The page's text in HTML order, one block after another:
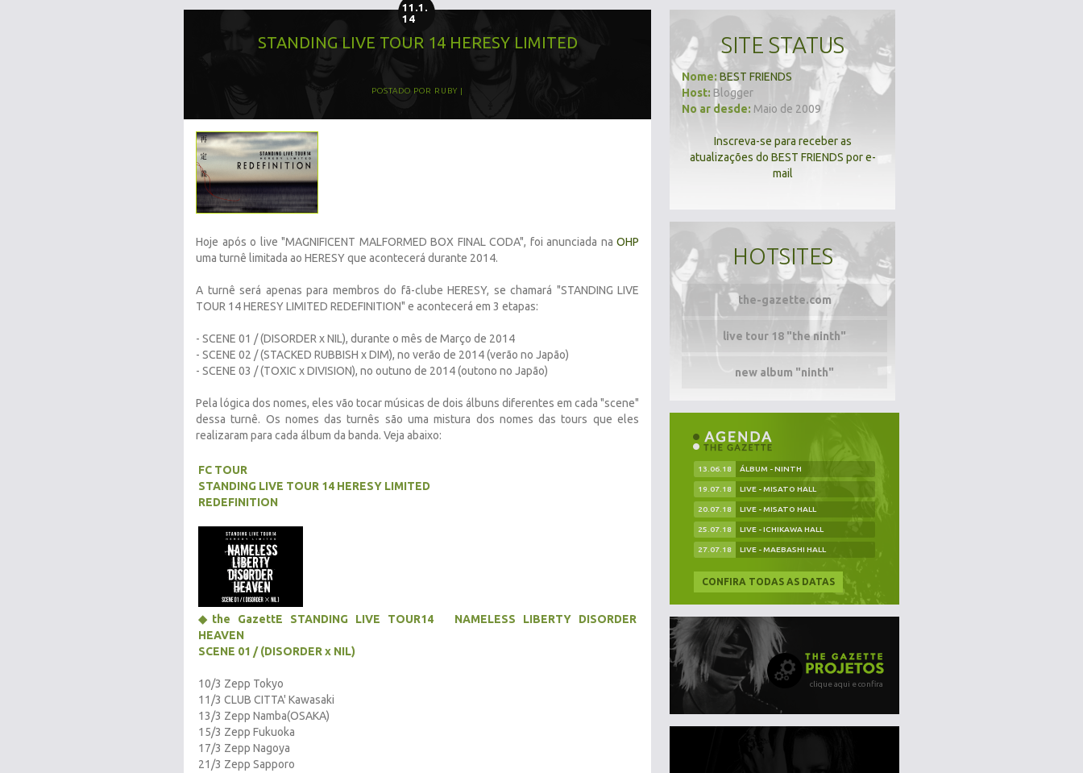
11.1.
14
STANDING LIVE TOUR 14 HERESY LIMITED
POSTADO POR RUBY
Hoje após o live "MAGNIFICENT MALFORMED BOX FINAL CODA", foi anunciada na OHP
uma turnê limitada ao HERESY que acontecerá durante 2014.
A turnê será apenas para membros do fã-clube HERESY, se chamará "STANDING LIVE
TOUR 14 HERESY LIMITED REDEFINITION" e acontecerá em 3 etapas:
- SCENE 01 / (DISORDER x NIL), durante o mês de Março de 2014
- SCENE 02 / (STACKED RUBBISH x DIM), no verão de 2014 (verão no Japão)
- SCENE 03 / (TOXIC x DIVISION), no outuno de 2014 (outono no Japão)
Pela lógica dos nomes, eles vão tocar músicas de dois álbuns diferentes em cada "scene"
dessa turnê. Os nomes das turnês são uma mistura dos nomes das tours que eles
realizaram para cada álbum da banda. Veja abaixo:
FC TOUR
STANDING LIVE TOUR 14 HERESY LIMITED
REDEFINITION
◆the GazettE STANDING LIVE TOUR14 NAMELESS LIBERTY DISORDER
HEAVEN
SCENE 01 / (DISORDER x NIL)
10/3 Zepp Tokyo
11/3 CLUB CITTA' Kawasaki
13/3 Zepp Namba(OSAKA)
15/3 Zepp Fukuoka
17/3 Zepp Nagoya
21/3 Zepp Sapporo
SITE STATUS
Nome: BEST FRIENDS
Host: Blogger
No ar desde: Maio de 2009
Inscreva-se para receber as
atualizações do BEST FRIENDS por e-
mail
HOTSITES
the-gazette.com
live tour 18 "the ninth"
new album "ninth"
13.06.18 ÁLBUM - NINTH
19.07.18 LIVE - MISATO HALL
20.07.18 LIVE - MISATO HALL
25.07.18 LIVE - ICHIKAWA HALL
27.07.18 LIVE - MAEBASHI HALL
CONFIRA TODAS AS DATAS
clique aqui e confira